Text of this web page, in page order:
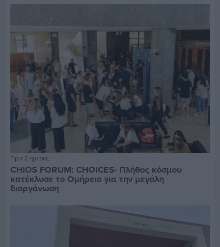
Πριν 2 ημέρες
CHIOS FORUM: CHOICES- Πλήθος κόσμου
κατέκλυσε το Ομήρειο για την μεγάλη
διοργάνωση